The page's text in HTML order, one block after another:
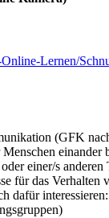
Lernen/
(GFK
einander
einer/s
für das Verhalten
dafür